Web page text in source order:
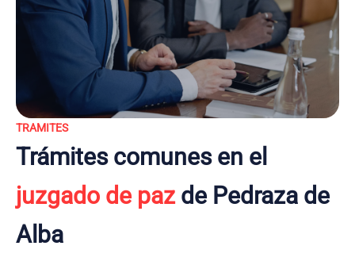
TRAMITES
Trámites comunes en el
juzgado de pazde Pedraza de
Alba